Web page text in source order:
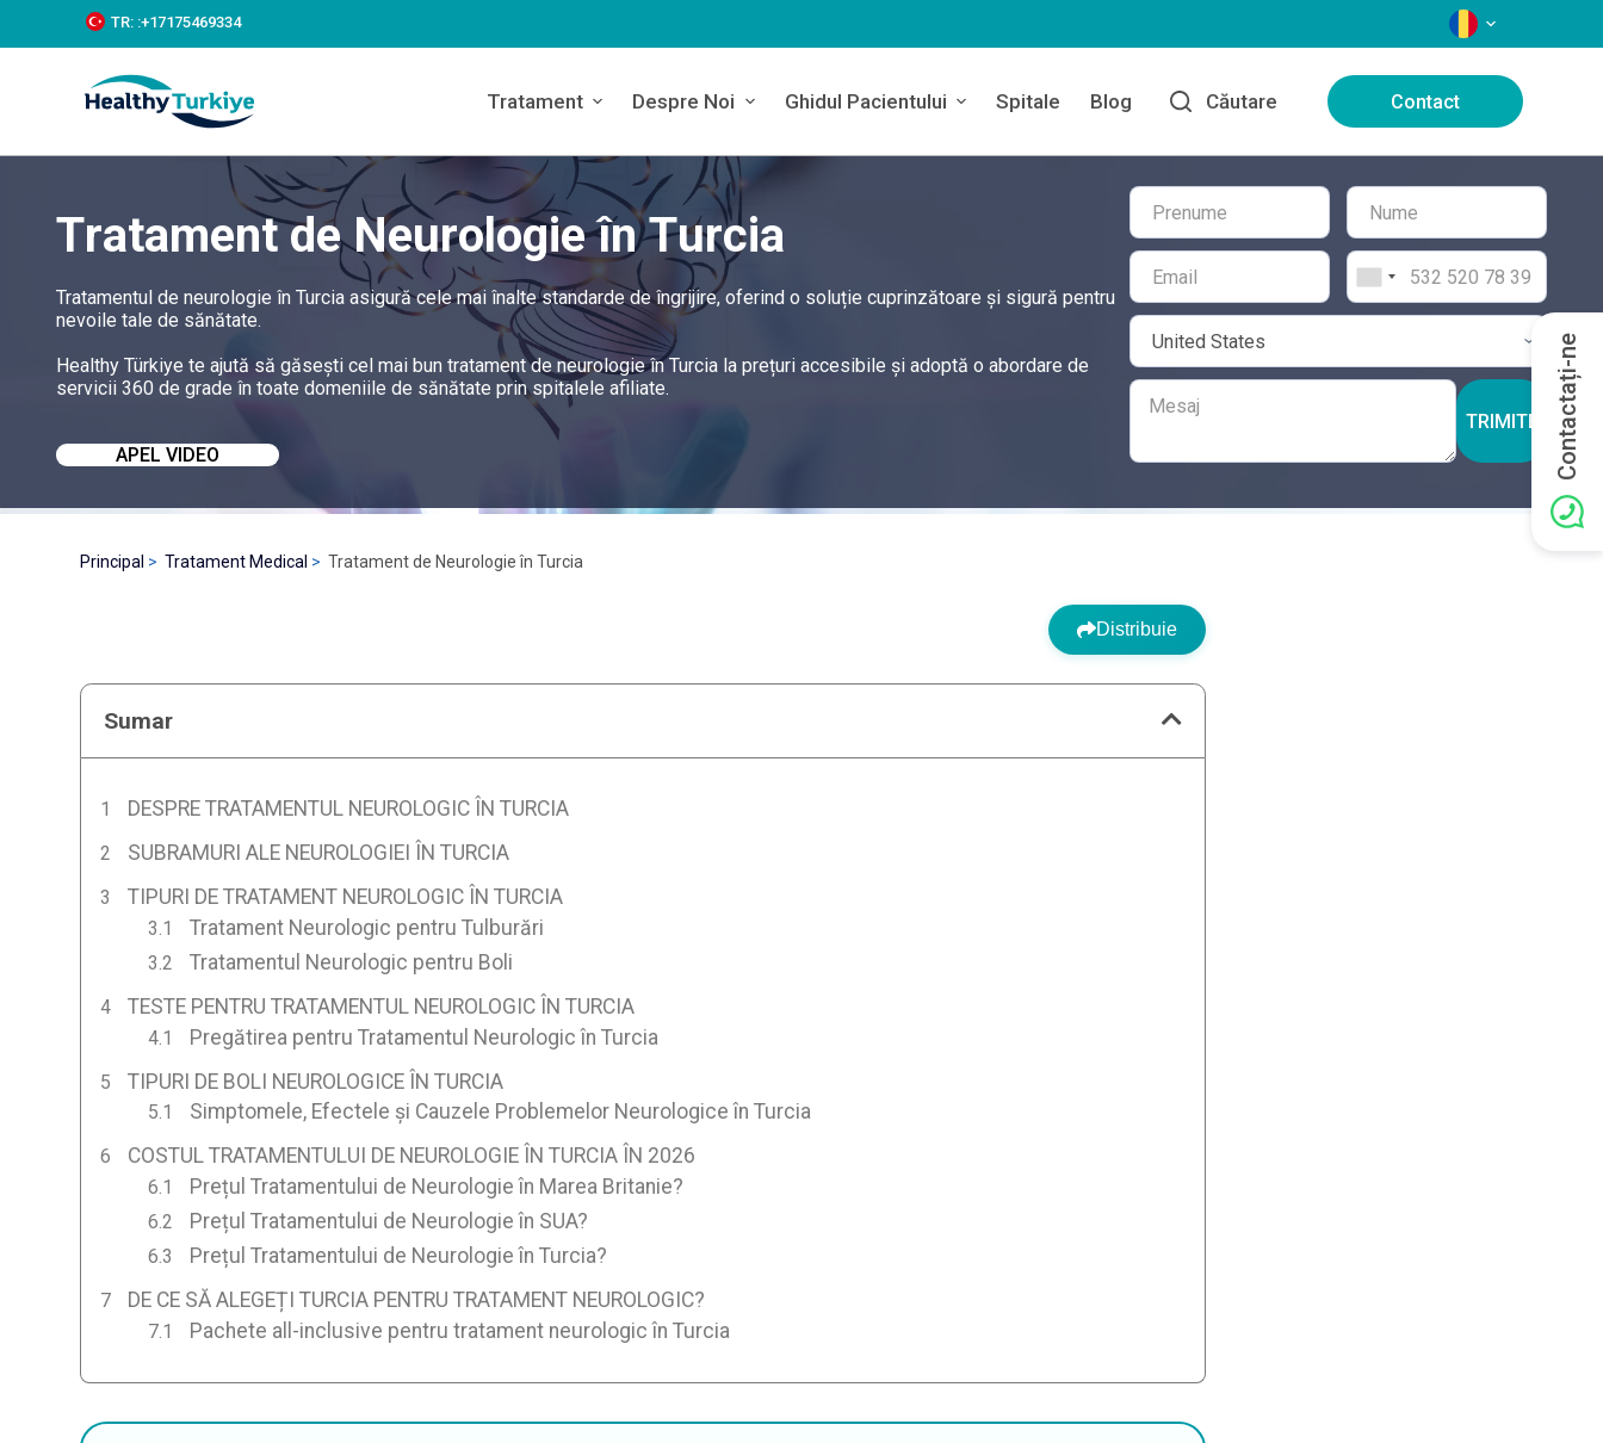
k
c
TR: :+‪17175469334‬ LIMBI
Tratament Despre Noi Ghidul Pacientului Spitale Blog Căutare Contact
Tratament de Neurologie în Turcia
Tratamentul de neurologie în Turcia asigură cele mai înalte standarde de îngrijire, oferind o soluție cuprinzătoare și sigură pentru
nevoile tale de sănătate.
Healthy Türkiye te ajută să găsești cel mai bun tratament de neurologie în Turcia la prețuri accesibile și adoptă o abordare de
servicii 360 de grade în toate domeniile de sănătate prin spitalele afiliate.
APEL VIDEO
TRIMITE
Principal Tratament Medical Tratament de Neurologie în Turcia
Distribuie
Sumar
DESPRE TRATAMENTUL NEUROLOGIC ÎN TURCIA
SUBRAMURI ALE NEUROLOGIEI ÎN TURCIA
TIPURI DE TRATAMENT NEUROLOGIC ÎN TURCIA
Tratament Neurologic pentru Tulburări
Tratamentul Neurologic pentru Boli
TESTE PENTRU TRATAMENTUL NEUROLOGIC ÎN TURCIA
Pregătirea pentru Tratamentul Neurologic în Turcia
TIPURI DE BOLI NEUROLOGICE ÎN TURCIA
Simptomele, Efectele și Cauzele Problemelor Neurologice în Turcia
COSTUL TRATAMENTULUI DE NEUROLOGIE ÎN TURCIA ÎN 2026
Prețul Tratamentului de Neurologie în Marea Britanie?
Prețul Tratamentului de Neurologie în SUA?
Prețul Tratamentului de Neurologie în Turcia?
DE CE SĂ ALEGEȚI TURCIA PENTRU TRATAMENT NEUROLOGIC?
Pachete all-inclusive pentru tratament neurologic în Turcia
Contactați-ne